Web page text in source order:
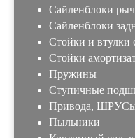
Сайленблоки
Сайленблоки
Стойки и втулки
Стойки
Пружины
Ступичные
Привода,
Пыльники